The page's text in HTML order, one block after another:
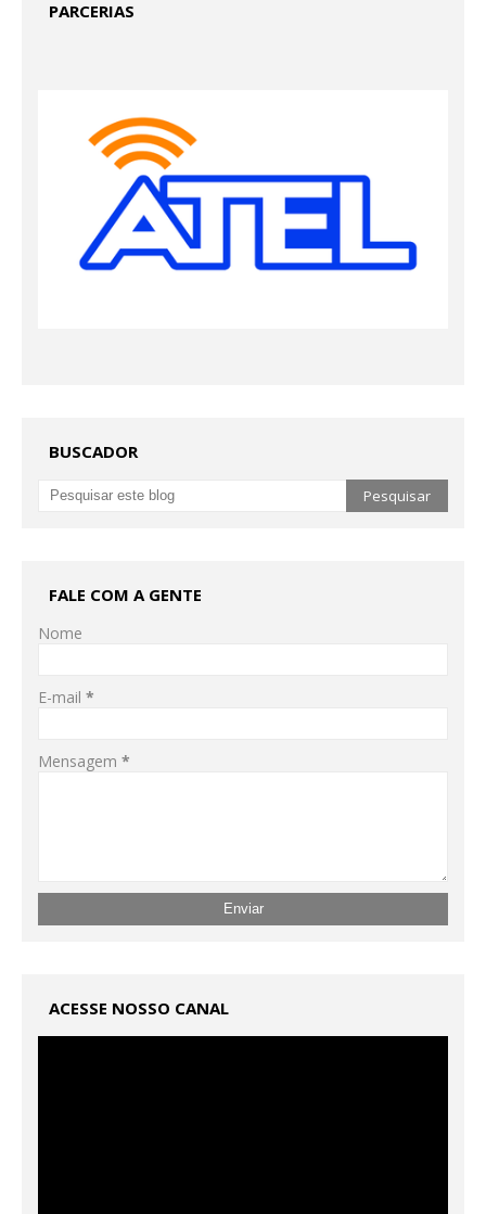
PARCERIAS
BUSCADOR
FALE COM A GENTE
Nome
E-mail *
Mensagem *
ACESSE NOSSO CANAL